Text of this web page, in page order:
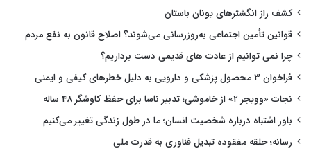
کشف راز انگشترهای یونان باستان
قوانین تأمین اجتماعی به‌روزرسانی می‌شوند؟ اصلاح قانون به نفع مردم
چرا نمی توانیم از عادت های قدیمی دست برداریم؟
فراخوان ۳ محصول پزشکی و دارویی به دلیل خطرهای کیفی و ایمنی
نجات «وویجر ۲» از خاموشی؛ تدبیر ناسا برای حفظ کاوشگر ۴۸ ساله
باور اشتباه درباره شخصیت انسان؛ ما در طول زندگی تغییر می‌کنیم
رسانه؛ حلقه مفقوده تبدیل فناوری به قدرت ملی